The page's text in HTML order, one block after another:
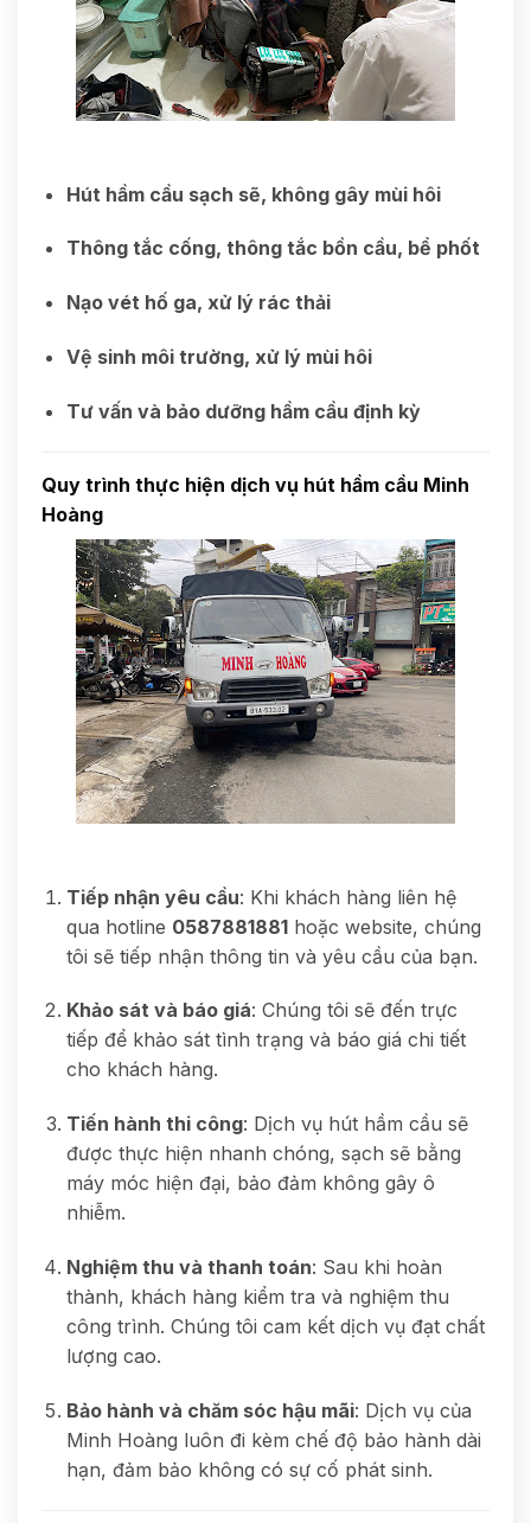
Hút hầm cầu sạch sẽ, không gây mùi hôi
Thông tắc cống, thông tắc bồn cầu, bể phốt
Nạo vét hố ga, xử lý rác thải
Vệ sinh môi trường, xử lý mùi hôi
Tư vấn và bảo dưỡng hầm cầu định kỳ
Quy trình thực hiện dịch vụ hút hầm cầu Minh
Hoàng
Tiếp nhận yêu cầu: Khi khách hàng liên hệ
qua hotline 0587881881hoặc website, chúng
tôi sẽ tiếp nhận thông tin và yêu cầu của bạn.
Khảo sát và báo giá: Chúng tôi sẽ đến trực
tiếp để khảo sát tình trạng và báo giá chi tiết
cho khách hàng.
Tiến hành thi công: Dịch vụ hút hầm cầu sẽ
được thực hiện nhanh chóng, sạch sẽ bằng
máy móc hiện đại, bảo đảm không gây ô
nhiễm.
Nghiệm thu và thanh toán: Sau khi hoàn
thành, khách hàng kiểm tra và nghiệm thu
công trình. Chúng tôi cam kết dịch vụ đạt chất
lượng cao.
Bảo hành và chăm sóc hậu mãi: Dịch vụ của
Minh Hoàng luôn đi kèm chế độ bảo hành dài
hạn, đảm bảo không có sự cố phát sinh.